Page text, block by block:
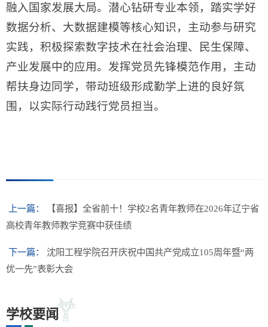
融入国家发展大局。潜心钻研专业本领，踏实学好
数据分析、大数据建模等核心知识，主动参与研究
实践，积极探索数字技术在社会治理、民生保障、
产业发展中的应用。发挥党员先锋模范作用，主动
帮扶身边同学，带动班级形成勤学上进的良好氛
围，以实际行动践行党员担当。
上一篇：
【喜报】全省前十！学校2名青年教师在2026年辽宁省
高校青年教师教学竞赛中获佳绩
下一篇：
沈阳工程学院召开庆祝中国共产党成立105周年暨“两
优一先”表彰大会
学校要闻